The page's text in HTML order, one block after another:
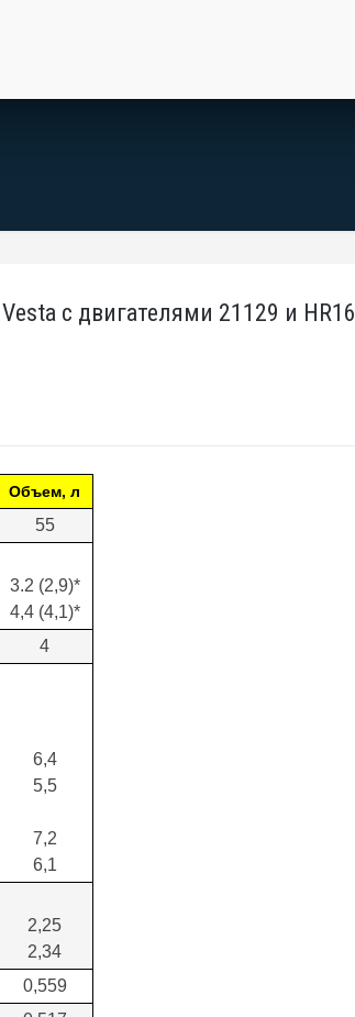
с двигателями 21129 и HR16
Объем, л
55
3.2 (2,9)*
4,4 (4,1)*
4
6,4
5,5
7,2
6,1
2,25
2,34
0,559